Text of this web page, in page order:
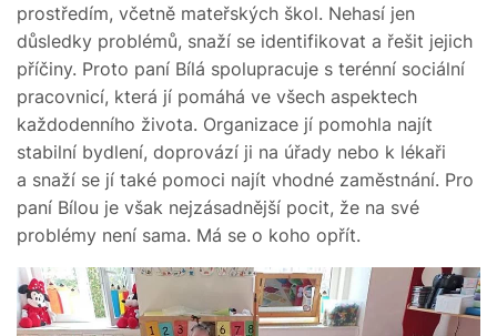
prostředím, včetně mateřských škol. Nehasí jen
důsledky problémů, snaží se identifikovat a řešit jejich
příčiny. Proto paní Bílá spolupracuje s terénní sociální
pracovnicí, která jí pomáhá ve všech aspektech
každodenního života. Organizace jí pomohla najít
stabilní bydlení, doprovází ji na úřady nebo k lékaři
a snaží se jí také pomoci najít vhodné zaměstnání. Pro
paní Bílou je však nejzásadnější pocit, že na své
problémy není sama. Má se o koho opřít.